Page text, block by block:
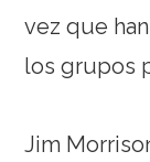
vez que
los grupos
Jim